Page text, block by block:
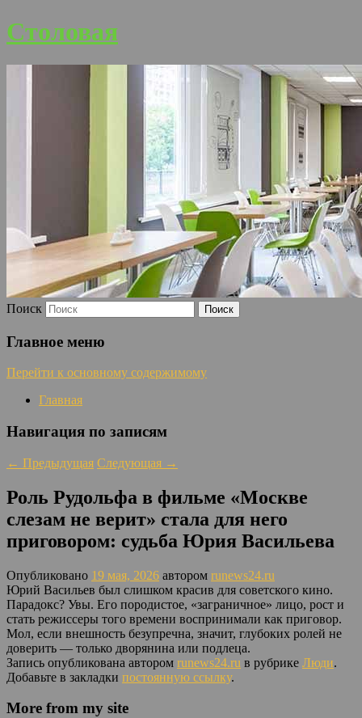
Столовая
Поиск
Главное меню
Перейти к основному содержимому
Главная
Навигация по записям
← Предыдущая Следующая →
Роль Рудольфа в фильме «Москве
слезам не верит» стала для него
приговором: судьба Юрия Васильева
Опубликовано 19 мая, 2026 автором runews24.ru
Юрий Васильев был слишком красив для советского кино.
Парадокс? Увы. Его породистое, «заграничное» лицо, рост и
стать режиссеры того времени воспринимали как приговор.
Мол, если внешность безупречна, значит, глубоких ролей не
доверить — только дворянина или подлеца.
Запись опубликована автором runews24.ru в рубрике Люди.
Добавьте в закладки постоянную ссылку.
More from my site